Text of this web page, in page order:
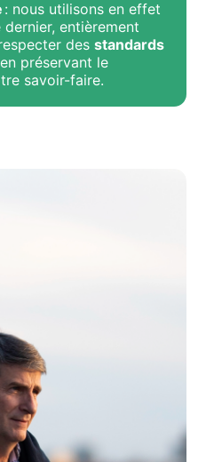
: nous utilisons en effet
entièrement
desstandards
préservant le
savoir-faire.